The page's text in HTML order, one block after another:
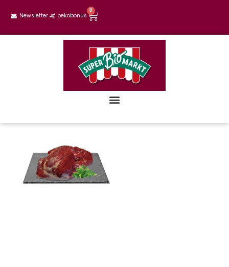
Newsletter oekobonus
0